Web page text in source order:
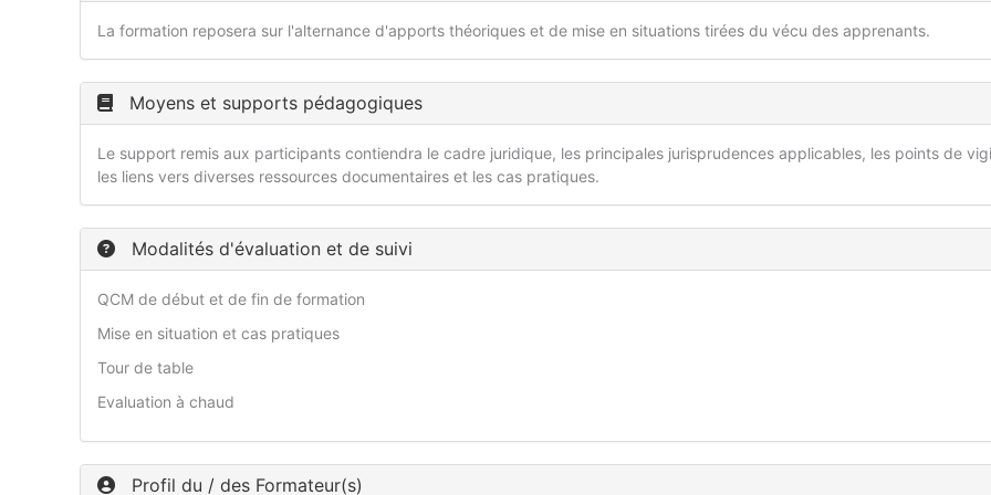
La formation reposera sur l'alternance d'apports théoriques et de mise en situations tirées du vécu des apprenants.
Moyens et supports pédagogiques
Le support remis aux participants contiendra le cadre juridique, les principales jurisprudences applicables, les points de
les liens vers diverses ressources documentaires et les cas pratiques.
Modalités d'évaluation et de suivi
QCM de début et de fin de formation
Mise en situation et cas pratiques
Tour de table
Evaluation à chaud
Profil du / des Formateur(s)